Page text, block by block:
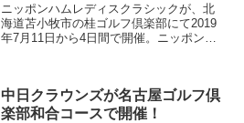
ニッポンハムレディスクラシックが、北
海道苫小牧市の桂ゴルフ倶楽部にて2019
年7月11日から4日間で開催。ニッポンハ
の桂ゴルフ倶楽部...
中日クラウンズが名古屋ゴルフ倶
楽部和合コースで開催！